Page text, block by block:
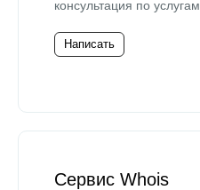
консультация по услугам.
Написать
Сервис Whois